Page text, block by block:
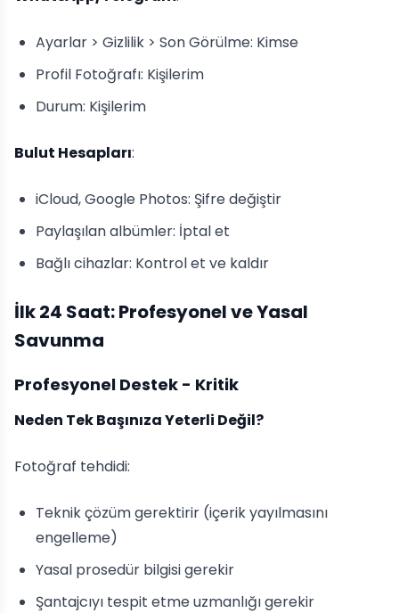
Ayarlar > Gizlilik > Son Görülme: Kimse
Profil Fotoğrafı: Kişilerim
Durum: Kişilerim
Bulut Hesapları:
iCloud, Google Photos: Şifre değiştir
Paylaşılan albümler: İptal et
Bağlı cihazlar: Kontrol et ve kaldır
İlk 24 Saat: Profesyonel ve Yasal
Savunma
Profesyonel Destek - Kritik
Neden Tek Başınıza Yeterli Değil?
Fotoğraf tehdidi:
Teknik çözüm gerektirir (içerik yayılmasını
engelleme)
Yasal prosedür bilgisi gerekir
Şantajcıyı tespit etme uzmanlığı gerekir